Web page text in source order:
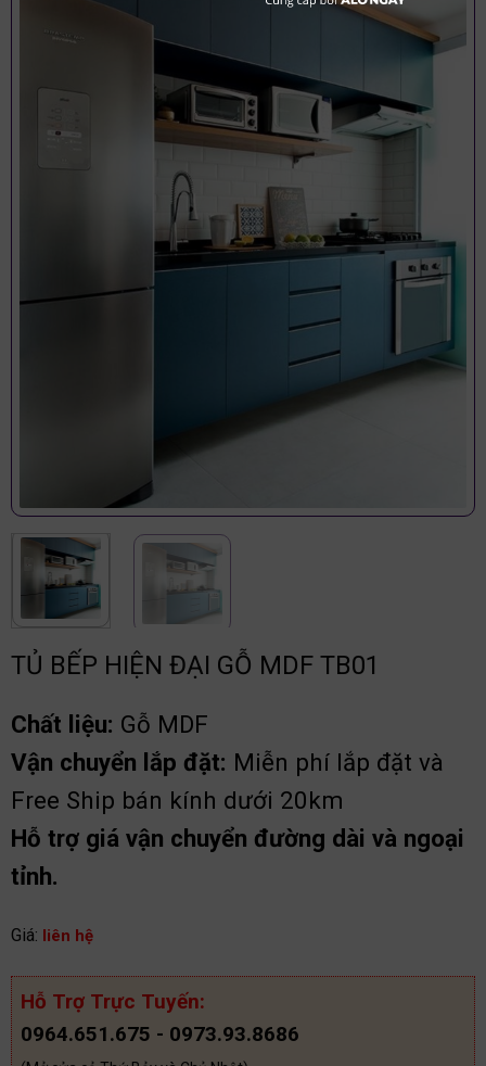
TỦ BẾP HIỆN ĐẠI GỖ MDF TB01
Chất liệu: Gỗ MDF
Vận chuyển lắp đặt: Miễn phí lắp đặt và
Free Ship bán kính dưới 20km
Hỗ trợ giá vận chuyển đường dài và ngoại
tỉnh.
Giá: liên hệ
Hỗ Trợ Trực Tuyến:
0964.651.675 - 0973.93.8686